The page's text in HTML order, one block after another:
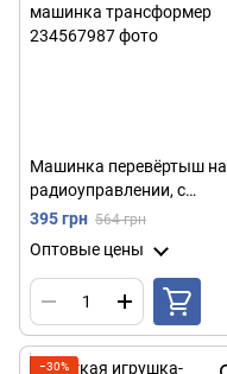
Машинка перевёртыш на
радиоуправлении, с
подсветкой и USB, Storm
машинка трансформер
395 грн 564 грн
Оптовые цены
−30%